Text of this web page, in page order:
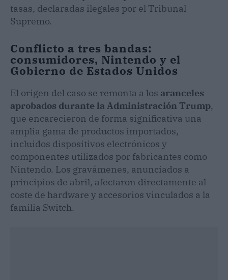
tasas, declaradas ilegales por el Tribunal
Supremo.
Conflicto a tres bandas:
consumidores, Nintendo y el
Gobierno de Estados Unidos
El origen del caso se remonta a los aranceles
aprobados durante la Administración Trump,
que encarecieron de forma significativa una
amplia gama de productos importados,
incluidos dispositivos electrónicos y
componentes utilizados por fabricantes como
Nintendo. Los gravámenes, anunciados a
principios de abril, afectaron directamente al
coste de hardware y accesorios vinculados a la
familia Switch.